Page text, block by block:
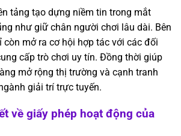
tảng tạo dựng niềm tin trong mắt
như giữ chân người chơi lâu dài. Bên
còn mở ra cơ hội hợp tác với các đối
cấp trò chơi uy tín. Đồng thời giúp
mở rộng thị trường và cạnh tranh
giải trí trực tuyến.
về giấy phép hoạt động của